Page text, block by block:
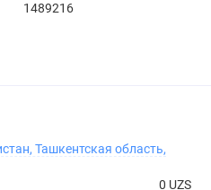
1489216
Ташкентская область,
0 UZS